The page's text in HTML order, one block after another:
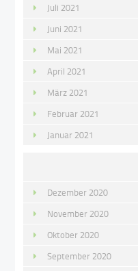
Juli 2021
Juni 2021
Mai 2021
April 2021
März 2021
Februar 2021
Januar 2021
Dezember 2020
November 2020
Oktober 2020
September 2020